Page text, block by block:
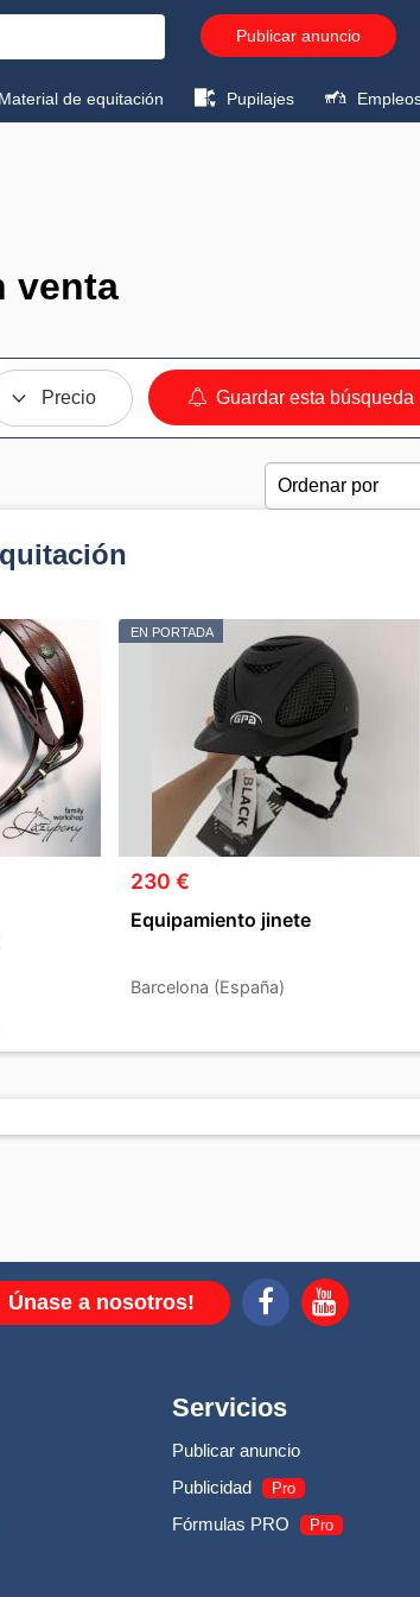
Publicar anuncio
Material de equitación Pupilajes
venta
Precio Guardar esta búsqueda
EN PORTADA
230 €
Equipamiento jinete
Barcelona (España)
Únase a nosotros!
Servicios
Publicar anuncio
Publicidad
Pro
Fórmulas PRO Pro